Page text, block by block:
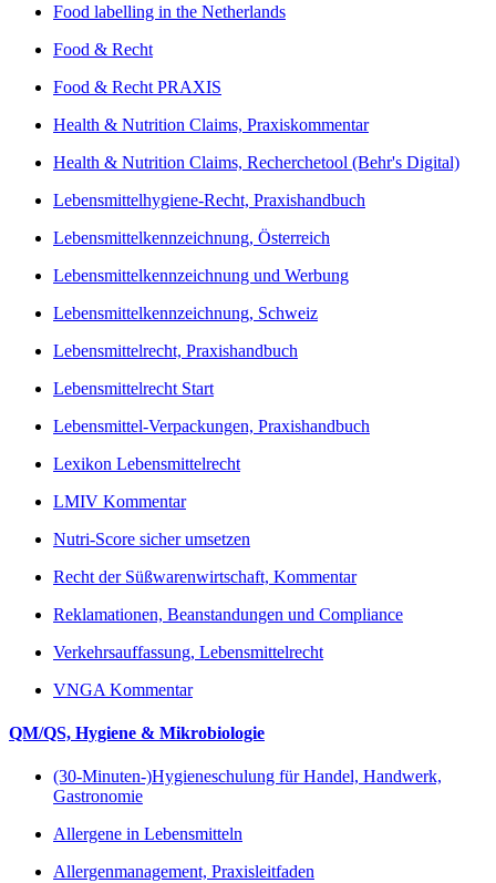
Food labelling in the Netherlands
Food & Recht
Food & Recht PRAXIS
Health & Nutrition Claims, Praxiskommentar
Health & Nutrition Claims, Recherchetool (Behr's Digital)
Lebensmittelhygiene-Recht, Praxishandbuch
Lebensmittelkennzeichnung, Österreich
Lebensmittelkennzeichnung und Werbung
Lebensmittelkennzeichnung, Schweiz
Lebensmittelrecht, Praxishandbuch
Lebensmittelrecht Start
Lebensmittel-Verpackungen, Praxishandbuch
Lexikon Lebensmittelrecht
LMIV Kommentar
Nutri-Score sicher umsetzen
Recht der Süßwarenwirtschaft, Kommentar
Reklamationen, Beanstandungen und Compliance
Verkehrsauffassung, Lebensmittelrecht
VNGA Kommentar
QM/QS, Hygiene & Mikrobiologie
(30-Minuten-)Hygieneschulung für Handel, Handwerk,
Gastronomie
Allergene in Lebensmitteln
Allergenmanagement, Praxisleitfaden